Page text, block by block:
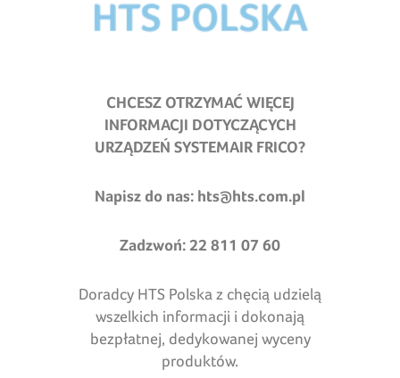
CHCESZ OTRZYMAĆ WIĘCEJ
INFORMACJI DOTYCZĄCYCH
URZĄDZEŃ SYSTEMAIR FRICO?
Napisz do nas: hts@hts.com.pl
Zadzwoń: 22 811 07 60
Doradcy HTS Polska z chęcią udzielą
wszelkich informacji i dokonają
bezpłatnej, dedykowanej wyceny
produktów.